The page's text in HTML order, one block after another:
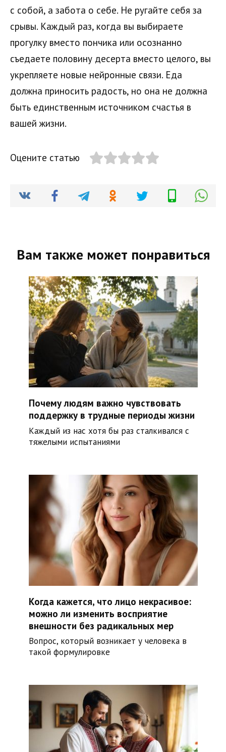
с собой, а забота о себе. Не ругайте себя за
срывы. Каждый раз, когда вы выбираете
прогулку вместо пончика или осознанно
съедаете половину десерта вместо целого, вы
укрепляете новые нейронные связи. Еда
должна приносить радость, но она не должна
быть единственным источником счастья в
вашей жизни.
Оцените статью
Вам также может понравиться
Почему людям важно чувствовать
поддержку в трудные периоды жизни
Каждый из нас хотя бы раз сталкивался с
тяжелыми испытаниями
Когда кажется, что лицо некрасивое:
можно ли изменить восприятие
внешности без радикальных мер
Вопрос, который возникает у человека в
такой формулировке